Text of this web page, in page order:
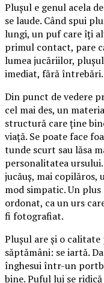
Plușul e genul acela
se laude. Când spui
lungi, un puf care îți
primul contact, pare
lumea jucăriilor,
imediat, fără întrebări.
Din punct de vedere
cel mai des, un
structură care ține
viață. Se poate face
tunde scurt sau lăsa
personalitatea
jucăuș, mai
mod simpatic. Un
ordonat, ca un urs
fi fotografiat.
Plușul are și o calitate
săptămâni: se iartă.
înghesui într-un
bine. Puful lui se